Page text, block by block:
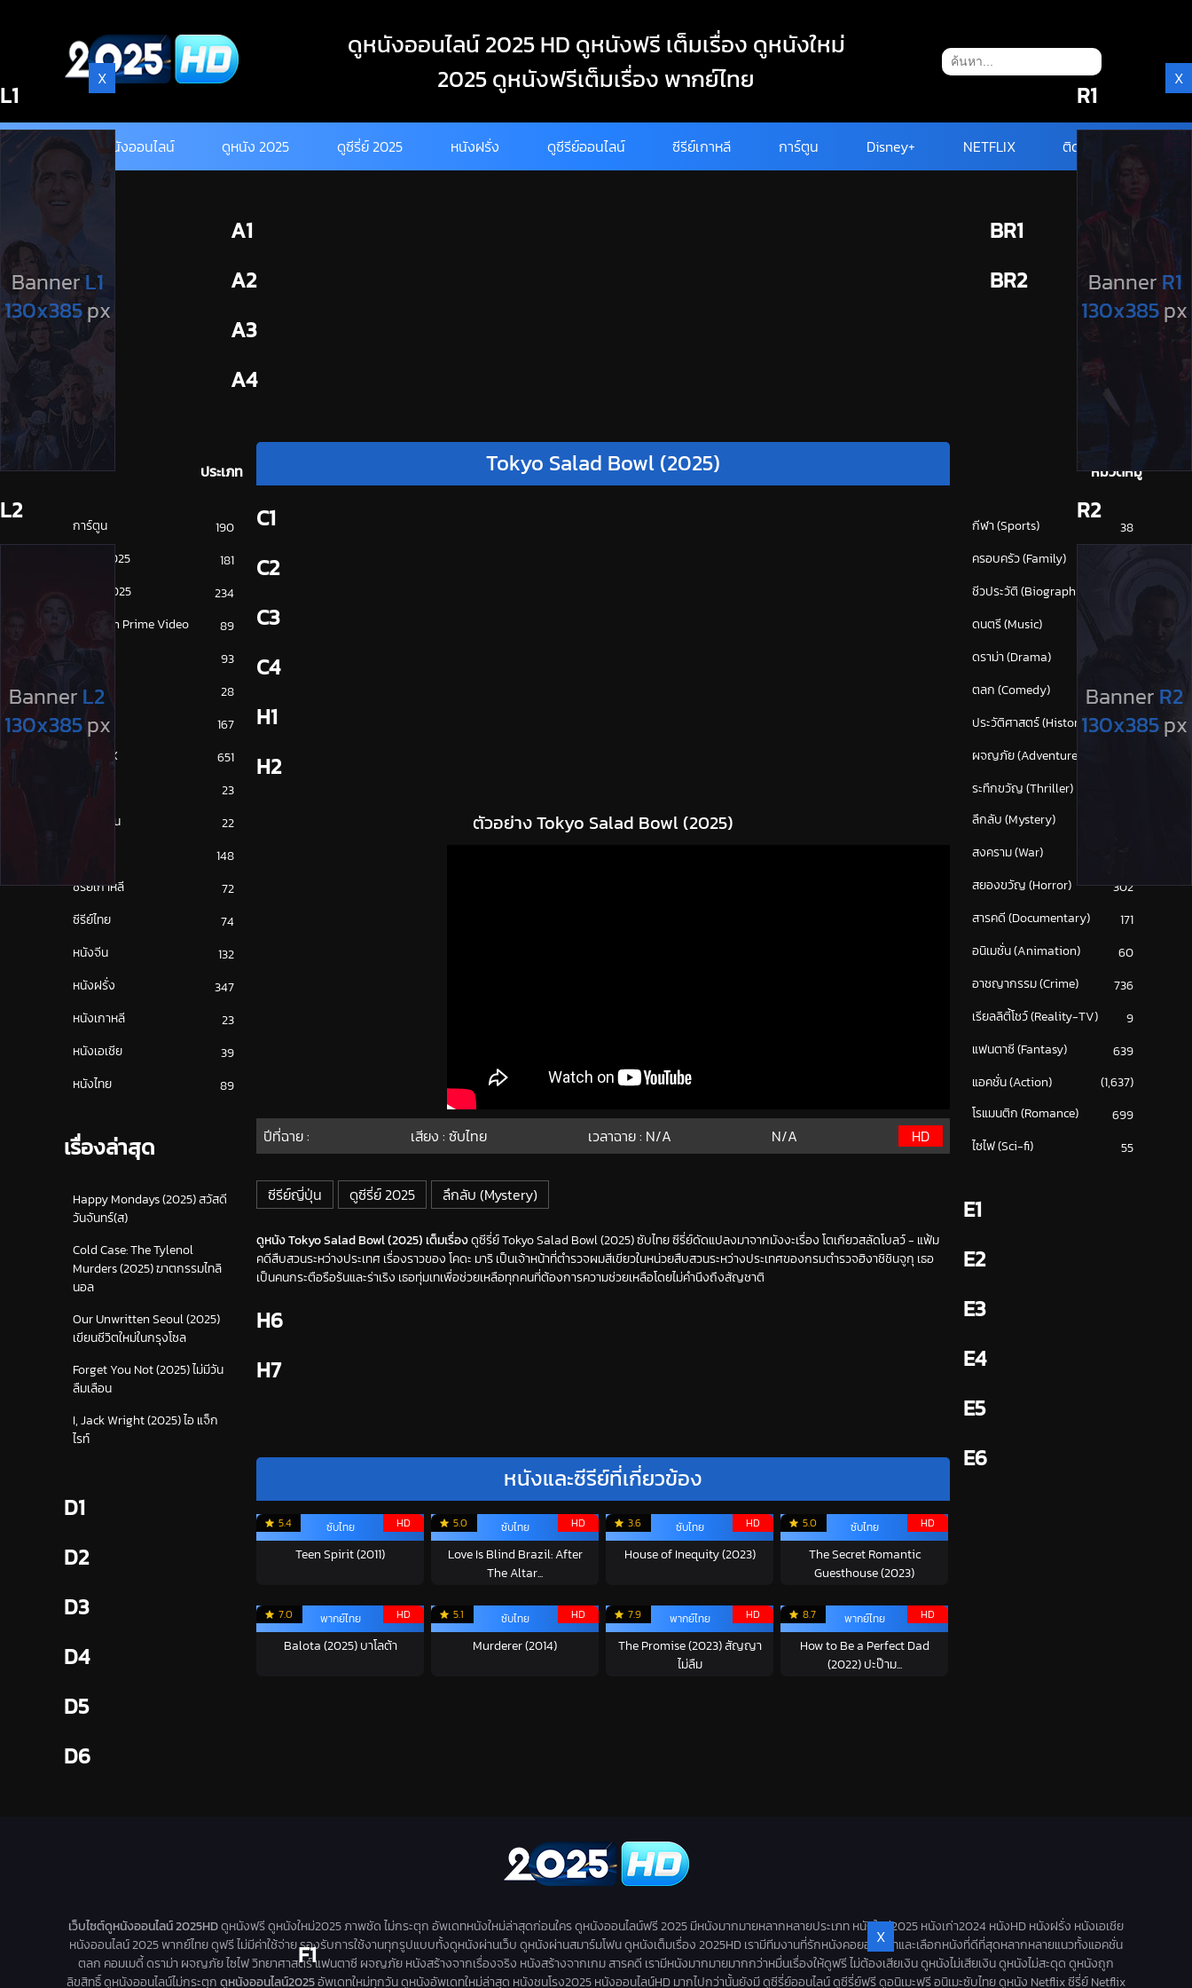
ดูหนังออนไลน์ 2025 HD ดูหนังฟรี เต็มเรื่อง ดูหนังใหม่
2025 ดูหนังฟรีเต็มเรื่อง พากย์ไทย
ดูหนังออนไลน์ ดูหนัง 2025 ดูซีรี่ย์ 2025 หนังฝรั่ง ดูซีรีย์ออนไลน์ ซีรีย์เกาหลี การ์ตูน Disney+ NETFLIX ติดต่อ
BL2
A1
A2
A3
A4
BR1
BR2
ประเภท
การ์ตูน
190
ดูซีรี่ย์ 2025
181
ดูหนัง 2025
234
Amazon Prime Video
89
Disney+
93
HBO
28
iQiYi
167
NETFLIX
651
23
ซีรีย์ญี่ปุ่น
22
148
ซีรีย์เกาหลี
72
ซีรีย์ไทย
74
หนังจีน
132
หนังฝรั่ง
347
หนังเกาหลี
23
หนังเอเชีย
39
หนังไทย
89
เรื่องล่าสุด
Happy Mondays (2025) สวัสดี
วันจันทร์(ส)
Cold Case: The Tylenol
Murders (2025) ฆาตกรรมไทลิ
นอล
Our Unwritten Seoul (2025)
เขียนชีวิตใหม่ในกรุงโซล
Forget You Not (2025) ไม่มีวัน
ลืมเลือน
I, Jack Wright (2025) ไอ แจ็ก
ไรท์
D1
D2
D3
D4
D5
D6
Tokyo Salad Bowl (2025)
C1
C2
C3
C4
H1
H2
ตัวอย่าง Tokyo Salad Bowl (2025)
ปีที่ฉาย : เสียง : ซับไทย เวลาฉาย : N/A N/A HD
ซีรีย์ญี่ปุ่น ดูซีรี่ย์ 2025 ลึกลับ (Mystery)
ดูหนัง Tokyo Salad Bowl (2025) เต็มเรื่องดูซีรี่ย์ Tokyo Salad Bowl (2025) ซับไทย ซีรี่ย์ดัดแปลงมาจากมังงะเรื่อง โตเกียวสลัดโบลว์ - แฟ้ม
คดีสืบสวนระหว่างประเทศ เรื่องราวของ โคดะ มาริ เป็นเจ้าหน้าที่ตำรวจผมสีเขียวในหน่วยสืบสวนระหว่างประเทศของกรมตำรวจฮิงาชิชินจูกุ เธอ
เป็นคนกระตือรือร้นและร่าเริง เธอทุ่มเทเพื่อช่วยเหลือทุกคนที่ต้องการความช่วยเหลือโดยไม่คำนึงถึงสัญชาติ
H6
H7
หนังและซีรีย์ที่เกี่ยวข้อง
5.4 HD
ซับไทย
Teen Spirit (2011)
5.0 HD
ซับไทย
Love Is Blind Brazil: After
The Altar...
3.6 HD
ซับไทย
House of Inequity (2023)
5.0 HD
ซับไทย
The Secret Romantic
Guesthouse (2023)
7.0 HD
พากย์ไทย
Balota (2025) บาโลต้า
5.1 HD
ซับไทย
Murderer (2014)
7.9 HD
พากย์ไทย
The Promise (2023) สัญญา
ไม่ลืม
8.7 HD
พากย์ไทย
How to Be a Perfect Dad
(2022) ปะป๊าม...
หมวดหมู่
กีฬา (Sports)
38
ครอบครัว (Family)
ชีวประวัติ (Biography)
ดนตรี (Music)
ดราม่า (Drama)
ตลก (Comedy)
628
ประวัติศาสตร์ (History)
43
ผจญภัย (Adventure)
ระทึกขวัญ (Thriller)
ลึกลับ (Mystery)
สงคราม (War)
สยองขวัญ (Horror)
302
สารคดี (Documentary)
171
อนิเมชั่น (Animation)
60
อาชญากรรม (Crime)
736
เรียลลิตี้โชว์ (Reality-TV)
9
แฟนตาซี (Fantasy)
639
แอคชั่น (Action)
(1,637)
โรแมนติก (Romance)
699
ไซไฟ (Sci-fi)
55
E1
E2
E3
E4
E5
E6
X
L1
L2
X
F1
X
R1
R2
เว็บไซต์ดูหนังออนไลน์ 2025HDดูหนังฟรี ดูหนังใหม่2025 ภาพชัด ไม่กระตุก อัพเดทหนังใหม่ล่าสุดก่อนใคร ดูหนังออนไลน์ฟรี 2025 มีหนังมากมายหลากหลายประเภท หนังใหม่2025 หนังเก่า2024 หนังHD หนังฝรั่ง หนังเอเชีย
หนังออนไลน์ 2025 พากย์ไทย ดูฟรี ไม่มีค่าใช้จ่าย รองรับการใช้งานทุกรูปแบบทั้งดูหนังผ่านเว็บ ดูหนังผ่านสมาร์มโฟน ดูหนังเต็มเรื่อง 2025HD เรามีทีมงานที่รักหนังคอยอัพเดทและเลือกหนังที่ดีที่สุดหลากหลายแนวทั้งแอคชั่น
ตลก คอมเมดี้ ดราม่า ผจญภัย ไซไฟ วิทยาศาสตร์ แฟนตาซี ผจญภัย หนังสร้างจากเรื่องจริง หนังสร้างจากเกม สารคดี เรามีหนังมากมายมากกว่าหมื่นเรื่องให้ดูฟรี ไม่ต้องเสียเงิน ดูหนังไม่เสียเงิน ดูหนังไม่สะดุด ดูหนังถูก
ลิขสิทธิ์ ดูหนังออนไลน์ไม่กระตุกดูหนังออนไลน์2025อัพเดทใหม่ทุกวัน ดูหนังอัพเดทใหม่ล่าสุด หนังชนโรง2025 หนังออนไลน์HD มากไปกว่านั้นยังมี ดูซีรี่ย์ออนไลน์ ดูซีรี่ย์ฟรี ดูอนิเมะฟรี อนิเมะซับไทย ดูหนัง Netflix ซีรี่ย์ Netflix